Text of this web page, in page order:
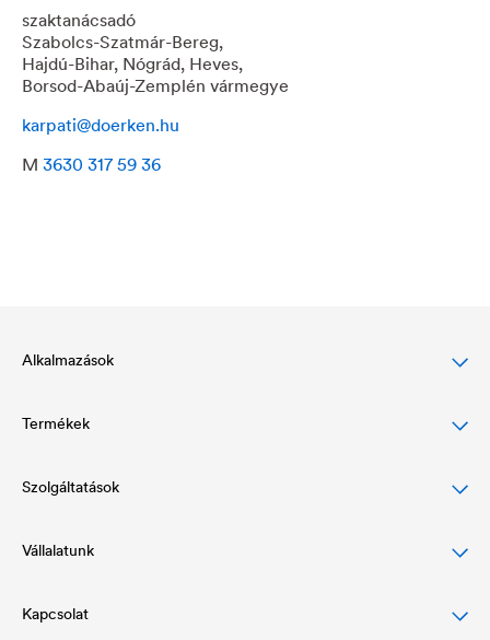
szaktanácsadó
Szabolcs-Szatmár-Bereg,
Hajdú-Bihar, Nógrád, Heves,
Borsod-Abaúj-Zemplén vármegye
karpati@doerken.hu
M 3630 317 59 36
Alkalmazások
Magastető-védelem
Homlokzatvédelem
Lapostető védelem & -vízelvezetés
Vízszigetelés & vízelvezetés
Termékek
Alátétfóliák
Légzáró és párafékező fóliák
Ragasztóprogram és kiegészítők
Szolgáltatások
Letöltések
Referenciáink
Vállalatunk
Vállalati felépítés
Kapcsolat